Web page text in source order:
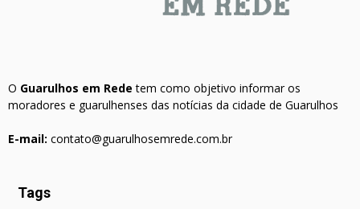
O Guarulhos em Rede tem como objetivo informar os
moradores e guarulhenses das notícias da cidade de Guarulhos
E-mail: contato@guarulhosemrede.com.br
Tags